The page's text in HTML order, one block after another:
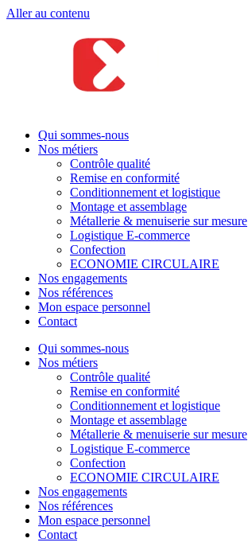
Aller au contenu
Qui sommes-nous
Nos métiers
Contrôle qualité
Remise en conformité
Conditionnement et logistique
Montage et assemblage
Métallerie & menuiserie sur mesure
Logistique E-commerce
Confection
ECONOMIE CIRCULAIRE
Nos engagements
Nos références
Mon espace personnel
Contact
Qui sommes-nous
Nos métiers
Contrôle qualité
Remise en conformité
Conditionnement et logistique
Montage et assemblage
Métallerie & menuiserie sur mesure
Logistique E-commerce
Confection
ECONOMIE CIRCULAIRE
Nos engagements
Nos références
Mon espace personnel
Contact